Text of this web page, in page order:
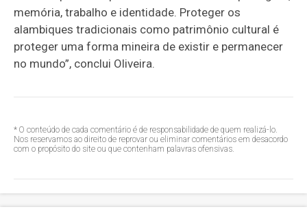
memória, trabalho e identidade. Proteger os
alambiques tradicionais como patrimônio cultural é
proteger uma forma mineira de existir e permanecer
no mundo”, conclui Oliveira.
* O conteúdo de cada comentário é de responsabilidade de quem realizá-lo.
Nos reservamos ao direito de reprovar ou eliminar comentários em desacordo
com o propósito do site ou que contenham palavras ofensivas.